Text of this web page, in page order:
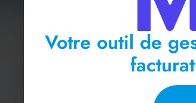
Votre outil de